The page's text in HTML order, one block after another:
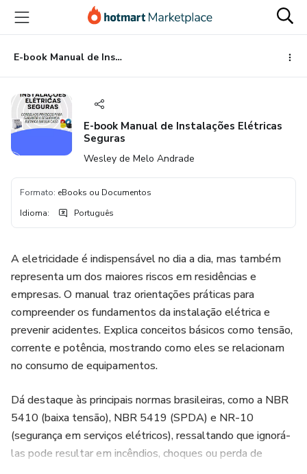
para
conteúdo
principal
para
pagamento
para
rodapé
E-book Manual de Instalações Elétricas Seguras
E-book Manual de Instalações Elétricas
Seguras
Wesley de Melo Andrade
Formato: eBooks ou Documentos
Idioma: Português
A eletricidade é indispensável no dia a dia, mas também
representa um dos maiores riscos em residências e
empresas. O manual traz orientações práticas para
compreender os fundamentos da instalação elétrica e
prevenir acidentes. Explica conceitos básicos como tensão,
corrente e potência, mostrando como eles se relacionam
no consumo de equipamentos.
Dá destaque às principais normas brasileiras, como a NBR
5410 (baixa tensão), NBR 5419 (SPDA) e NR-10
(segurança em serviços elétricos), ressaltando que ignorá-
las pode resultar em incêndios, choques ou perda de